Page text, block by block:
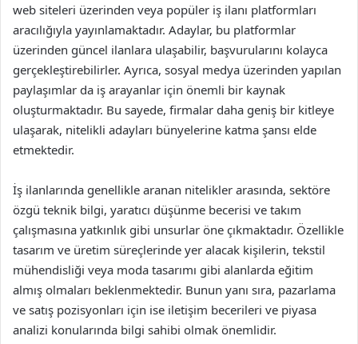
web siteleri üzerinden veya popüler iş ilanı platformları
aracılığıyla yayınlamaktadır. Adaylar, bu platformlar
üzerinden güncel ilanlara ulaşabilir, başvurularını kolayca
gerçekleştirebilirler. Ayrıca, sosyal medya üzerinden yapılan
paylaşımlar da iş arayanlar için önemli bir kaynak
oluşturmaktadır. Bu sayede, firmalar daha geniş bir kitleye
ulaşarak, nitelikli adayları bünyelerine katma şansı elde
etmektedir.
İş ilanlarında genellikle aranan nitelikler arasında, sektöre
özgü teknik bilgi, yaratıcı düşünme becerisi ve takım
çalışmasına yatkınlık gibi unsurlar öne çıkmaktadır. Özellikle
tasarım ve üretim süreçlerinde yer alacak kişilerin, tekstil
mühendisliği veya moda tasarımı gibi alanlarda eğitim
almış olmaları beklenmektedir. Bunun yanı sıra, pazarlama
ve satış pozisyonları için ise iletişim becerileri ve piyasa
analizi konularında bilgi sahibi olmak önemlidir.